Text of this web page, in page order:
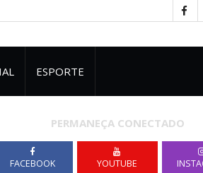
ESPORTE
PERMANEÇA CONECTADO
FACEBOOK YOUTUBE